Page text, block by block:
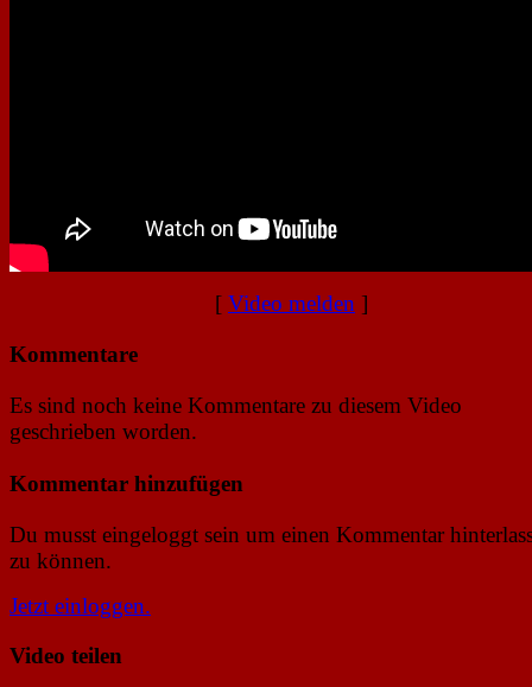
[ Video melden ]
Kommentare
Es sind noch keine Kommentare zu diesem Video
geschrieben worden.
Kommentar hinzufügen
Du musst eingeloggt sein um einen Kommentar
zu können.
Jetzt einloggen.
Video teilen